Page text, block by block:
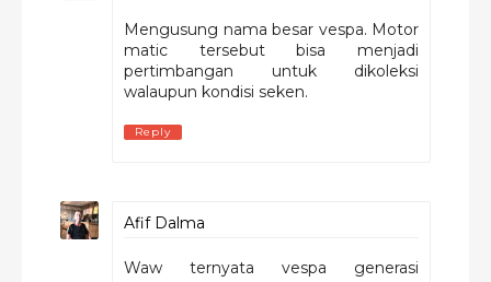
Mengusung nama besar vespa. Motor
matic tersebut bisa menjadi
pertimbangan untuk dikoleksi
walaupun kondisi seken.
Reply
Afif Dalma
Waw ternyata vespa generasi